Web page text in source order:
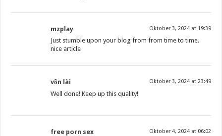
mzplay Oktober 3, 2024 at 19:39
Just stumble upon your blog from from time to time.
nice article
vỗn lài Oktober 3, 2024 at 23:49
Well done! Keep up this quality!
free porn sex Oktober 4, 2024 at 06:02